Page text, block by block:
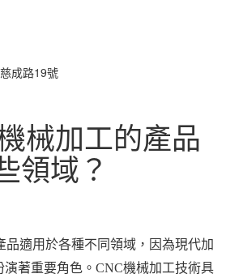
成路19號
械加工的產品
領域？
品適用於各種不同領域，因為現代加
著重要角色。CNC機械加工技術具